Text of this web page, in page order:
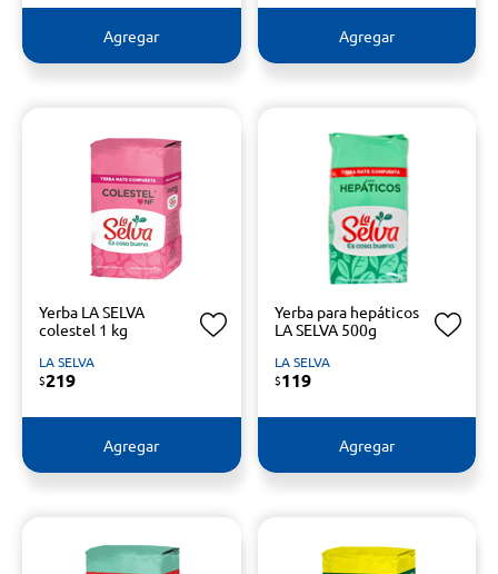
Agregar Agregar
Yerba LA SELVA
colestel 1 kg
LA SELVA
$219
Agregar
Yerba para hepáticos
LA SELVA 500g
LA SELVA
$119
Agregar